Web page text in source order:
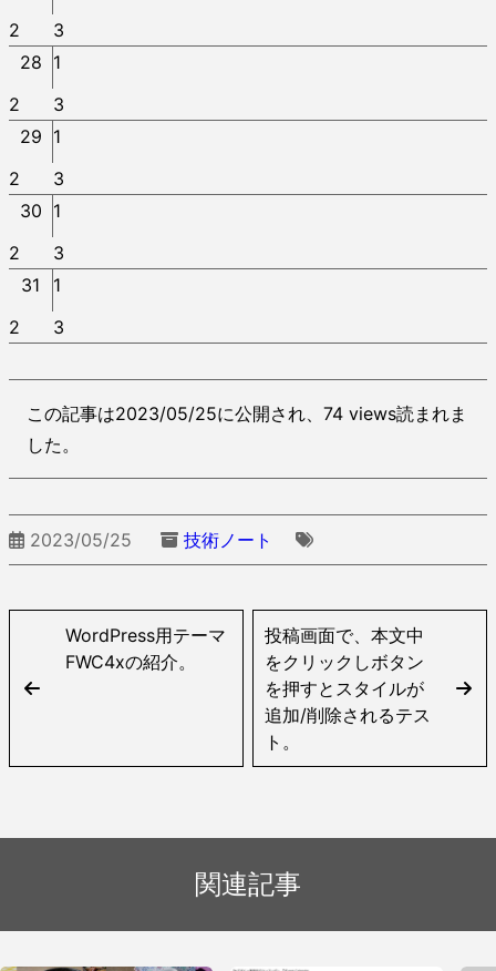
2
3
28 1
2
3
29 1
2
3
30 1
2
3
31
1
2
3
この記事は2023/05/25に公開され、74 views読まれま
した。
2023/05/25 技術ノート
WordPress用テーマ
FWC4xの紹介。
投稿画面で、本文中
をクリックしボタン
を押すとスタイルが
追加/削除されるテス
ト。
関連記事